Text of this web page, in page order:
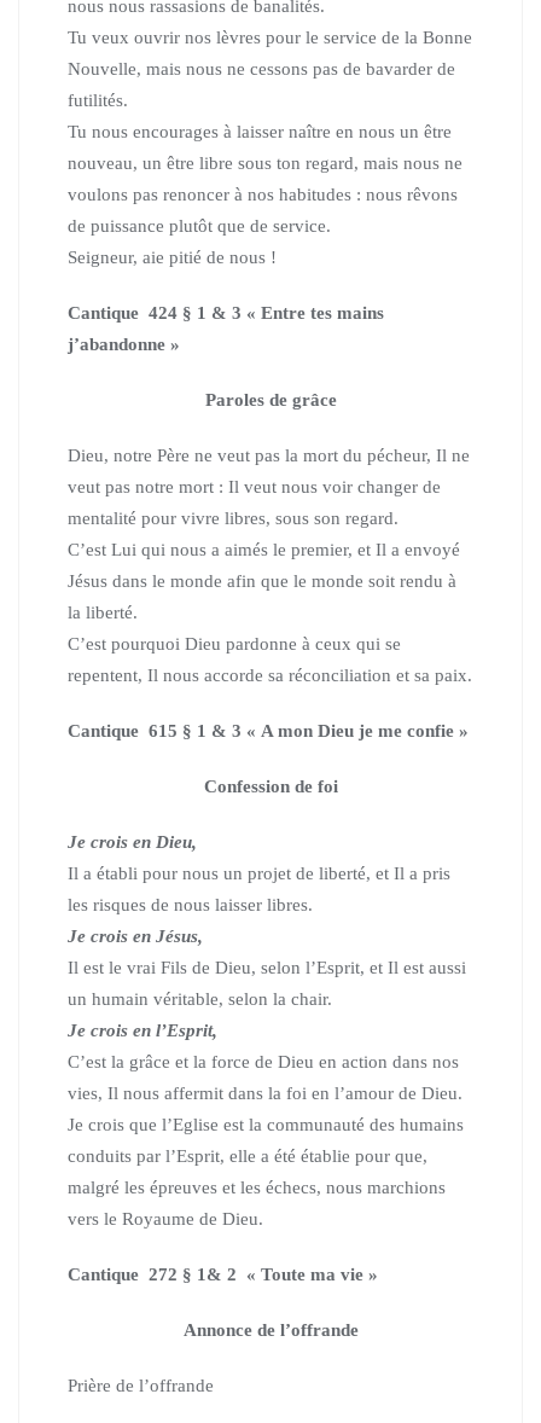
nous nous rassasions de banalités.
Tu veux ouvrir nos lèvres pour le service de la Bonne
Nouvelle, mais nous ne cessons pas de bavarder de
futilités.
Tu nous encourages à laisser naître en nous un être
nouveau, un être libre sous ton regard, mais nous ne
voulons pas renoncer à nos habitudes : nous rêvons
de puissance plutôt que de service.
Seigneur, aie pitié de nous !
Cantique 424 § 1 & 3 « Entre tes mains
j’abandonne »
Paroles de grâce
Dieu, notre Père ne veut pas la mort du pécheur, Il ne
veut pas notre mort : Il veut nous voir changer de
mentalité pour vivre libres, sous son regard.
C’est Lui qui nous a aimés le premier, et Il a envoyé
Jésus dans le monde afin que le monde soit rendu à
la liberté.
C’est pourquoi Dieu pardonne à ceux qui se
repentent, Il nous accorde sa réconciliation et sa paix.
Cantique 615 § 1 & 3 « A mon Dieu je me confie »
Confession de foi
Je crois en Dieu,
Il a établi pour nous un projet de liberté, et Il a pris
les risques de nous laisser libres.
Je crois en Jésus,
Il est le vrai Fils de Dieu, selon l’Esprit, et Il est aussi
un humain véritable, selon la chair.
Je crois en l’Esprit,
C’est la grâce et la force de Dieu en action dans nos
vies, Il nous affermit dans la foi en l’amour de Dieu.
Je crois que l’Eglise est la communauté des humains
conduits par l’Esprit, elle a été établie pour que,
malgré les épreuves et les échecs, nous marchions
vers le Royaume de Dieu.
Cantique 272 § 1& 2 « Toute ma vie »
Annonce de l’offrande
Prière de l’offrande